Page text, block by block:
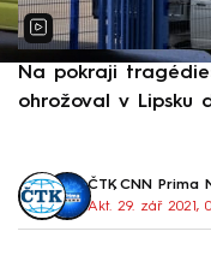
Na pokraji
ohrožoval v Lipsku
ČTK, CNN Prima
Akt. 29. zář 2021,